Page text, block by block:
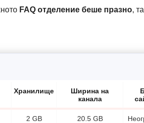
FAQ отделение беше празно,
Хранилище
Ширина на
канала
2 GB 20.5 GB